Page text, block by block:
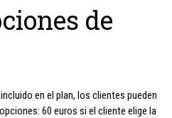
de
en el plan, los clientes pueden
60 euros si el cliente elige la